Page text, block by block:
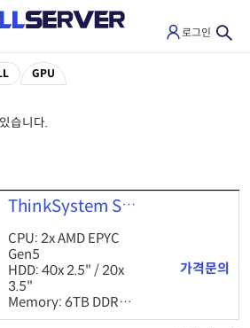
로그인
GPU
습니다.
ThinkSystem SR665 V3
CPU: 2x AMD EPYC
Gen5
HDD: 40x 2.5" / 20x
3.5"
Memory: 6TB DDR5
ETC: 2U, PCIe 5, GPU,
가격문의